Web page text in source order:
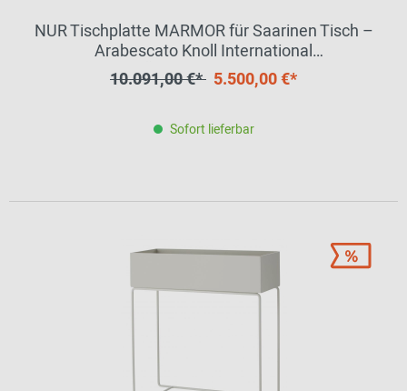
NUR Tischplatte MARMOR für Saarinen Tisch –
Arabescato Knoll International
MÄNGELEXEMPLAR
10.091,00 €* 5.500,00 €*
Sofort lieferbar